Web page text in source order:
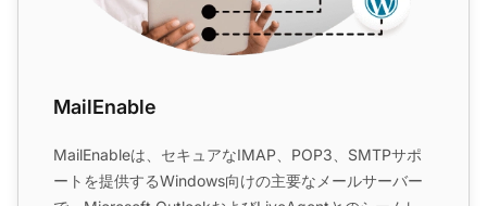
MailEnable
MailEnableは、セキュアなIMAP、POP3、SMTPサポ
ートを提供するWindows向けの主要なメールサーバー